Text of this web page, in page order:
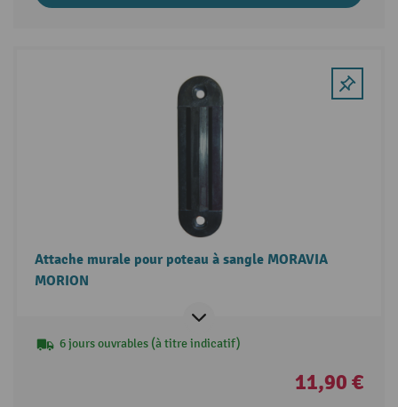
Attache murale pour poteau à sangle MORAVIA
MORION
6 jours ouvrables (à titre indicatif)
11,90 €